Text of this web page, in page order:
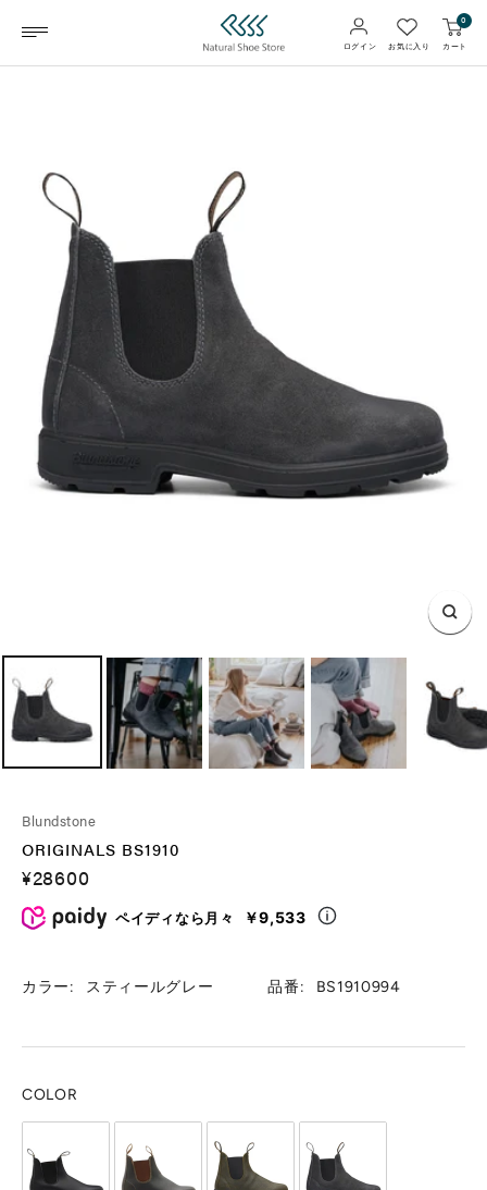
ナビゲーション
NSS
ログイン お気に入り
0
カート
ズ
ム
イ
ン
Blundstone
ORIGINALS BS1910
セ
ー
ル
¥28600
ペイディなら月々 ￥9,533
カラー: スティールグレー 品番: BS1910994
COLOR